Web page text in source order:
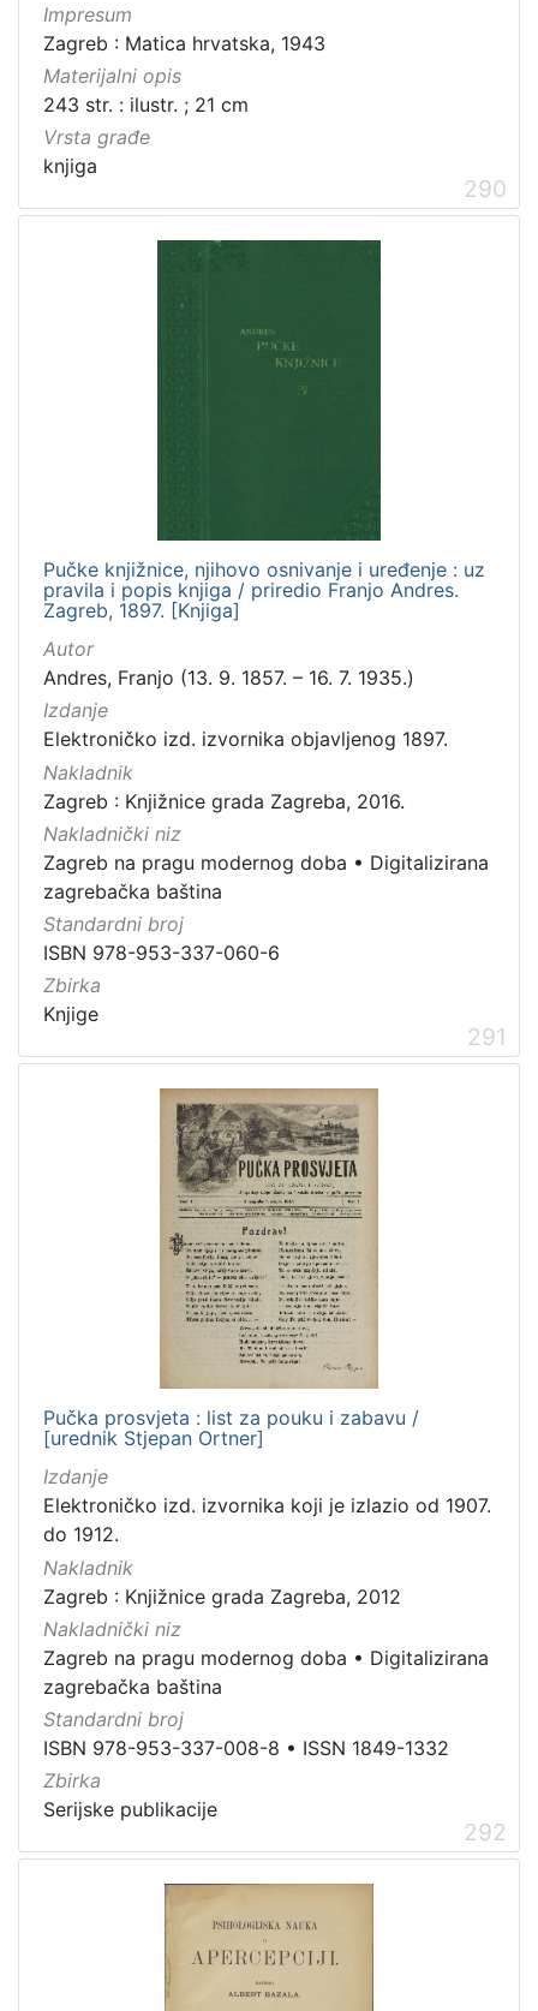
Impresum
Zagreb : Matica hrvatska, 1943
Materijalni opis
243 str. : ilustr. ; 21 cm
Vrsta građe
knjiga
290
Pučke knjižnice, njihovo osnivanje i uređenje : uz
pravila i popis knjiga / priredio Franjo Andres.
Zagreb, 1897. [Knjiga]
Autor
Andres, Franjo (13. 9. 1857. – 16. 7. 1935.)
Izdanje
Elektroničko izd. izvornika objavljenog 1897.
Nakladnik
Zagreb : Knjižnice grada Zagreba, 2016.
Nakladnički niz
Zagreb na pragu modernog doba • Digitalizirana
zagrebačka baština
Standardni broj
ISBN 978-953-337-060-6
Zbirka
Knjige
291
Pučka prosvjeta : list za pouku i zabavu /
[urednik Stjepan Ortner]
Izdanje
Elektroničko izd. izvornika koji je izlazio od 1907.
do 1912.
Nakladnik
Zagreb : Knjižnice grada Zagreba, 2012
Nakladnički niz
Zagreb na pragu modernog doba • Digitalizirana
zagrebačka baština
Standardni broj
ISBN 978-953-337-008-8 • ISSN 1849-1332
Zbirka
Serijske publikacije
292